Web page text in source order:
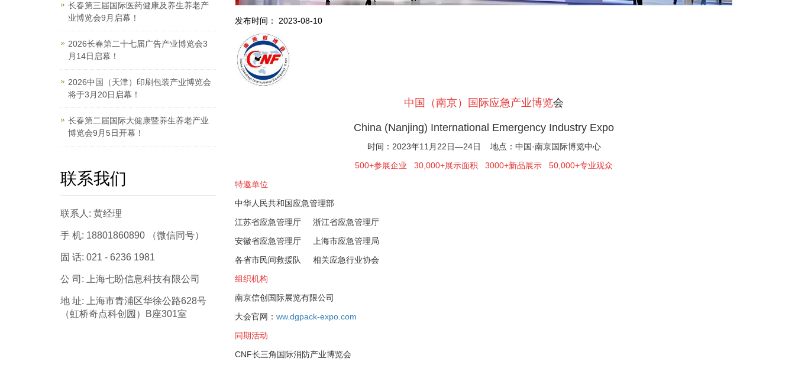
发布时间： 2023-08-10
中国（南京）国际应急产业博览会
China (Nanjing) International Emergency Industry Expo
时间：2023年11月22日—24日 地点：中国·南京国际博览中心
500+参展企业 30,000+展示面积 3000+新品展示 50,000+专业观众
特邀单位
中华人民共和国应急管理部
江苏省应急管理厅 浙江省应急管理厅
安徽省应急管理厅 上海市应急管理局
各省市民间救援队 相关应急行业协会
组织机构
南京信创国际展览有限公司
大会官网： ww.dgpack-expo.com
同期活动
CNF长三角国际消防产业博览会
长春第三届国际医药健康及养生养老产
业博览会9月启幕！
2026长春第二十七届广告产业博览会3
月14日启幕！
2026中国（天津）印刷包装产业博览会
将于3月20日启幕！
长春第二届国际大健康暨养生养老产业
博览会9月5日开幕！
联系我们
联系人: 黄经理
手 机: 18801860890 （微信同号）
固 话: 021 - 6236 1981
公 司: 上海七盼信息科技有限公司
地 址: 上海市青浦区华徐公路628号
（虹桥奇点科创园）B座301室